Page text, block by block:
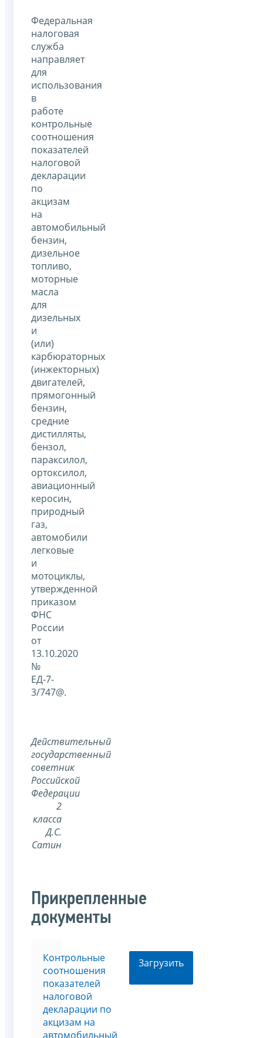
Федеральная
налоговая
служба
направляет
для
использования
в
работе
контрольные
соотношения
показателей
налоговой
декларации
по
акцизам
на
автомобильный
бензин,
дизельное
топливо,
моторные
масла
для
дизельных
и
(или)
карбюраторных
(инжекторных)
двигателей,
прямогонный
бензин,
средние
дистилляты,
бензол,
параксилол,
ортоксилол,
авиационный
керосин,
природный
газ,
автомобили
легковые
и
мотоциклы,
утвержденной
приказом
ФНС
России
от
13.10.2020
№
ЕД-7-
3/747@.
Действительный
государственный
советник
Российской
Федерации
2
класса
Д.С.
Сатин
Прикрепленные
документы
Контрольные
соотношения
показателей
налоговой
декларации по
акцизам на
автомобильный
Загрузить